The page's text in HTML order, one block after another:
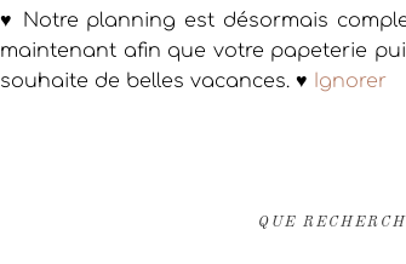
♥ Notre planning est désormais
maintenant afin que votre papeterie
souhaite de belles vacances. ♥
Ignorer
QUE